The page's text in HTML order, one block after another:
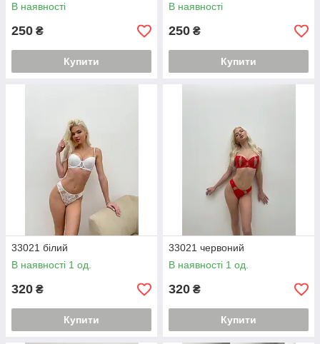
В наявності
250 ₴
Купити
В наявності
250 ₴
Купити
33021 білий
В наявності 1 од.
320 ₴
Купити
33021 червоний
В наявності 1 од.
320 ₴
Купити